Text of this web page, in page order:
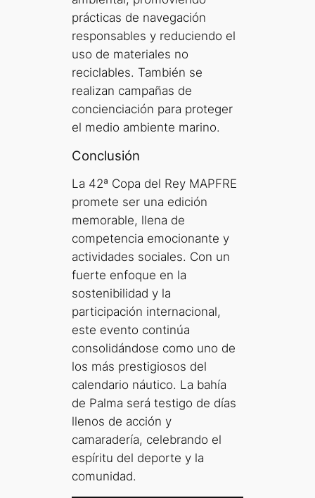
prácticas de navegación
responsables y reduciendo el
uso de materiales no
reciclables. También se
realizan campañas de
concienciación para proteger
el medio ambiente marino.
Conclusión
La 42ª Copa del Rey MAPFRE
promete ser una edición
memorable, llena de
competencia emocionante y
actividades sociales. Con un
fuerte enfoque en la
sostenibilidad y la
participación internacional,
este evento continúa
consolidándose como uno de
los más prestigiosos del
calendario náutico. La bahía
de Palma será testigo de días
llenos de acción y
camaradería, celebrando el
espíritu del deporte y la
comunidad.